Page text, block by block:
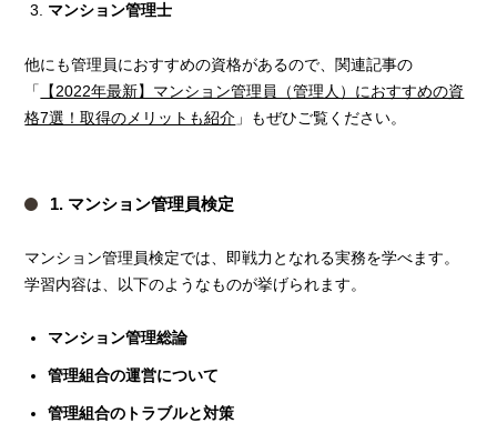
マンション管理士
他にも管理員におすすめの資格があるので、関連記事の
「 【2022年最新】マンション管理員（管理人）におすすめの資
格7選！取得のメリットも紹介 」もぜひご覧ください。
1. マンション管理員検定
マンション管理員検定では、即戦力となれる実務を学べます。
学習内容は、以下のようなものが挙げられます。
マンション管理総論
管理組合の運営について
管理組合のトラブルと対策